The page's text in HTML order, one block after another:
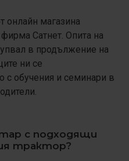
онлайн магазина
Сатнет. Опита на
в продължение на
ни се
с обучения и семинари в
с подходящи
трактор?